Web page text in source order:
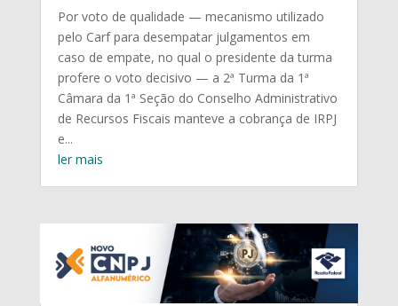
Por voto de qualidade — mecanismo utilizado
pelo Carf para desempatar julgamentos em
caso de empate, no qual o presidente da turma
profere o voto decisivo — a 2ª Turma da 1ª
Câmara da 1ª Seção do Conselho Administrativo
de Recursos Fiscais manteve a cobrança de IRPJ
e...
ler mais